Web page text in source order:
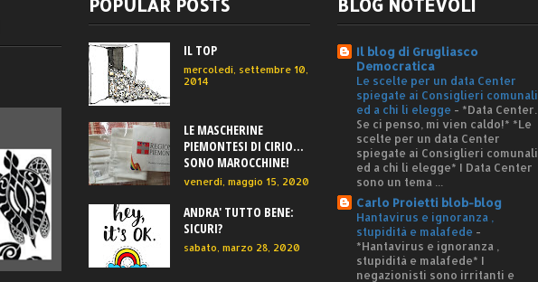
POPULAR POSTS
IL TOP
mercoledì, settembre 10,
2014
LE MASCHERINE
PIEMONTESI DI CIRIO...
SONO MAROCCHINE!
venerdì, maggio 15, 2020
ANDRA' TUTTO BENE:
SICURI?
sabato, marzo 28, 2020
BLOG NOTEVOLI
Il blog di Grugliasco
Democratica
Le scelte per un data Center
spiegate ai Consiglieri comunali
ed a chi li elegge - *Data Center.
Se ci penso, mi vien caldo!* *Le
scelte per un data Center
spiegate ai Consiglieri comunali
ed a chi li elegge* I Data Center
sono un tema ...
Carlo Proietti blob-blog
Hantavirus e ignoranza ,
stupidità e malafede -
*Hantavirus e ignoranza ,
stupidità e malafede* I
negazionisti sono irritanti e